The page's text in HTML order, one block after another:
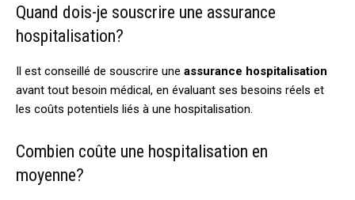
Quand dois-je souscrire une assurance
hospitalisation?
Il est conseillé de souscrire une assurance hospitalisation
avant tout besoin médical, en évaluant ses besoins réels et
les coûts potentiels liés à une hospitalisation.
Combien coûte une hospitalisation en
moyenne?